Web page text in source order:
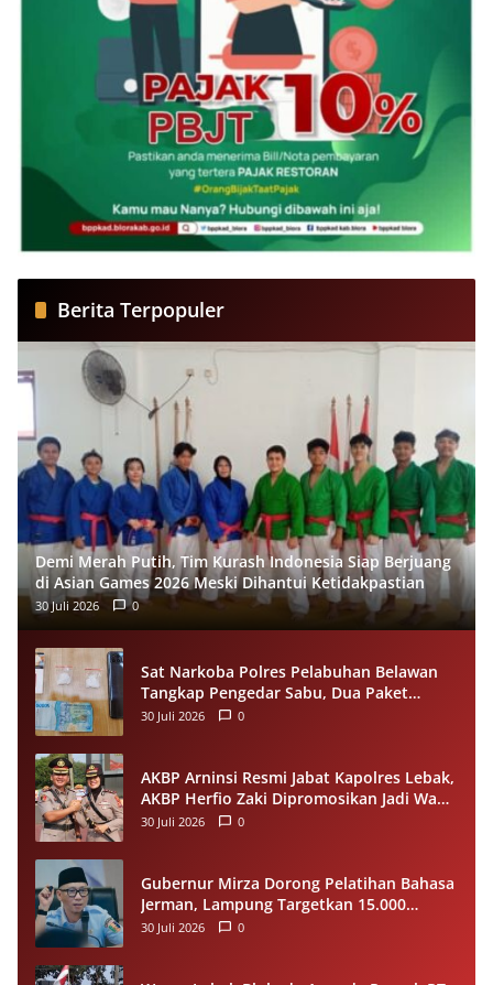
Berita Terpopuler
Demi Merah Putih, Tim Kurash Indonesia Siap Berjuang
di Asian Games 2026 Meski Dihantui Ketidakpastian
30 Juli 2026 0
Sat Narkoba Polres Pelabuhan Belawan
Tangkap Pengedar Sabu, Dua Paket
Narkotika Disita dari Tersangka
30 Juli 2026 0
AKBP Arninsi Resmi Jabat Kapolres Lebak,
AKBP Herfio Zaki Dipromosikan Jadi Wadir
Reskrimsus Polda Banten
30 Juli 2026 0
Gubernur Mirza Dorong Pelatihan Bahasa
Jerman, Lampung Targetkan 15.000
Pekerja Terampil ke Luar Negeri per
30 Juli 2026 0